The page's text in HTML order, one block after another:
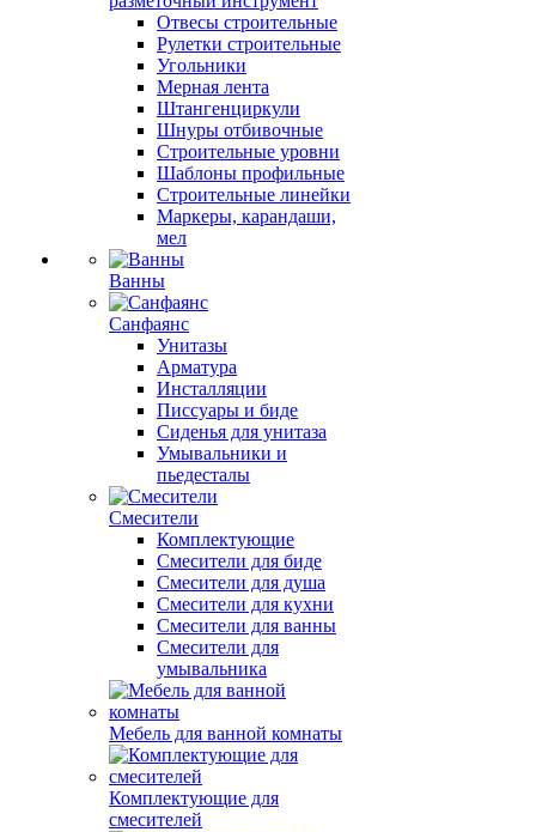
Отвесы строительные
Рулетки строительные
Угольники
Мерная лента
Штангенциркули
Шнуры отбивочные
Строительные уровни
Шаблоны профильные
Строительные линейки
Маркеры, карандаши,
мел
Ванны
Санфаянс
Унитазы
Арматура
Инсталляции
Писсуары и биде
Сиденья для унитаза
Умывальники и
пьедесталы
Смесители
Комплектующие
Смесители для биде
Смесители для душа
Смесители для кухни
Смесители для ванны
Смесители для
умывальника
Мебель для ванной комнаты
Комплектующие для
смесителей